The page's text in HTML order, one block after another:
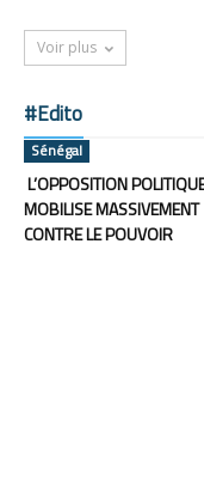
Voir plus
#Edito
Sénégal
L’OPPOSITION
MOBILISE MASSIVEMENT
CONTRE LE POUVOIR